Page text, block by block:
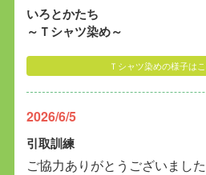
いろとかたち
～Ｔシャツ染め～
Ｔシャツ染めの様子は
2026/6/5
引取訓練
ご協力ありがとうございました